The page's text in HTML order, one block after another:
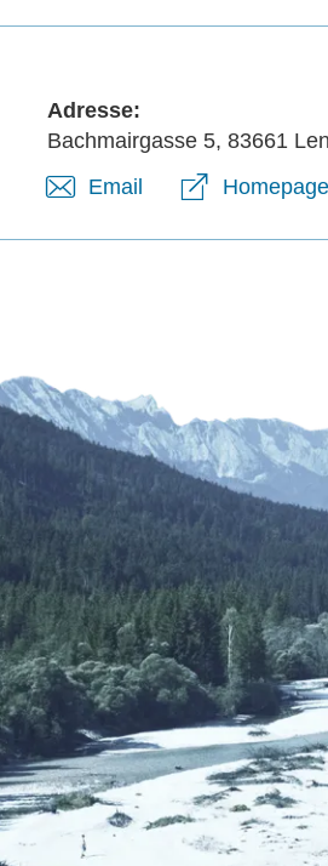
Adresse:
Bachmairgasse 5, 83661
Email
Homepage